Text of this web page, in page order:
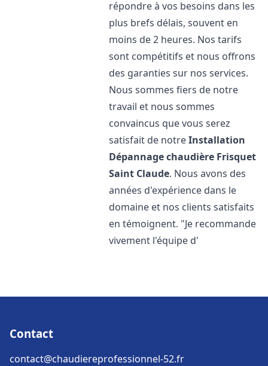
répondre à vos besoins dans les
plus brefs délais, souvent en
moins de 2 heures. Nos tarifs
sont compétitifs et nous offrons
des garanties sur nos services.
Nous sommes fiers de notre
travail et nous sommes
convaincus que vous serez
satisfait de notreInstallation
Dépannage chaudière Frisquet
Saint Claude. Nous avons des
années d'expérience dans le
domaine et nos clients satisfaits
en témoignent. "Je recommande
vivement l'équipe d'
Contact
contact@chaudiereprofessionnel-52.fr